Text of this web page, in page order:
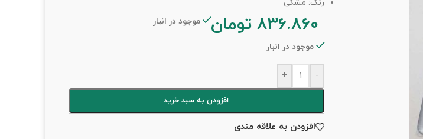
رنگ: مشکی
836.860 تومان موجود در انبار
موجود در انبار
-
+
افزودن به سبد خرید
افزودن به علاقه مندی